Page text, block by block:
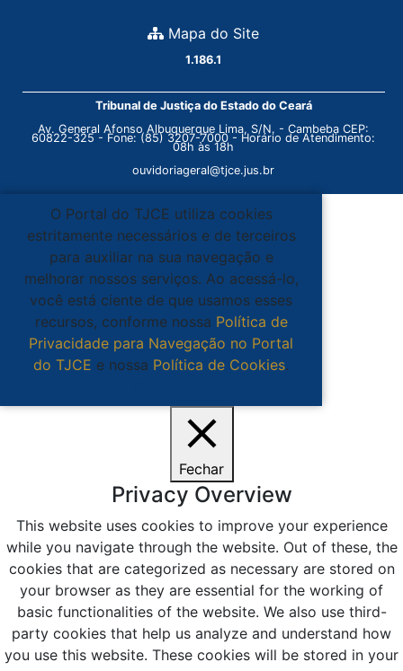
Mapa do Site
1.186.1
Tribunal de Justiça do Estado do Ceará
Av. General Afonso Albuquerque Lima, S/N. - Cambeba CEP:
60822-325 - Fone: (85) 3207-7000 - Horário de Atendimento:
08h às 18h
ouvidoriageral@tjce.jus.br
O Portal do TJCE utiliza cookies
estritamente necessários e de terceiros
para auxiliar na sua navegação e
melhorar nossos serviços. Ao acessá-lo,
você está ciente de que usamos esses
recursos, conforme nossa Política de
Privacidade para Navegação no Portal
do TJCE e nossa Política de Cookies.
Fechar
Privacy Overview
This website uses cookies to improve your experience
while you navigate through the website. Out of these, the
cookies that are categorized as necessary are stored on
your browser as they are essential for the working of
basic functionalities of the website. We also use third-
party cookies that help us analyze and understand how
you use this website. These cookies will be stored in your